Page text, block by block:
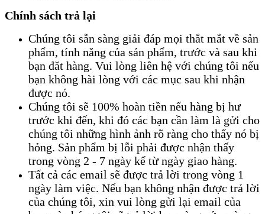
Chính sách trả lại
Chúng tôi sẵn sàng giải đáp mọi thắt mắt về sản
phẩm, tính năng của sản phẩm, trước và sau khi
bạn đăt hàng. Vui lòng liên hệ với chúng tôi nếu
bạn không hài lòng với các mục sau khi nhận
được nó.
Chúng tôi sẽ 100% hoàn tiền nếu hàng bị hư
trước khi đến, khi đó các bạn cần làm là gửi cho
chúng tôi những hình ảnh rõ ràng cho thấy nó bị
hỏng. Sản phẩm bị lỗi phải được nhận thấy
trong vòng 2 - 7 ngày kể từ ngày giao hàng.
Tất cả các email sẽ được trả lời trong vòng 1
ngày làm việc. Nếu bạn không nhận được trả lời
của chúng tôi, xin vui lòng gửi lại email của